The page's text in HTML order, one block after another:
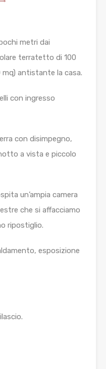
metri dai
terratetto di 100
antistante la casa.
con ingresso
con disimpegno,
a vista e piccolo
un’ampia camera
che si affacciamo
ripostiglio.
esposizione